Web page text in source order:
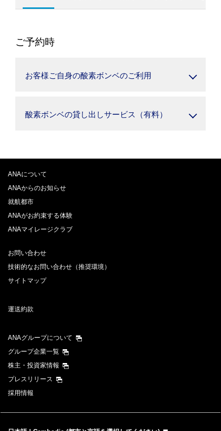
ご予約時
お客様ご自身の酸素ボンベのご利用
酸素ボンベの貸し出しサービス（有料）
ANAについて
ANAからのお知らせ
就航都市
ANAがお約束する体験
ANAマイレージクラブ
お問い合わせ
技術的なお問い合わせ（推奨環境）
サイトマップ
運送約款
ANAグループについて
グループ企業一覧
株主・投資家情報
プレスリリース
採用情報